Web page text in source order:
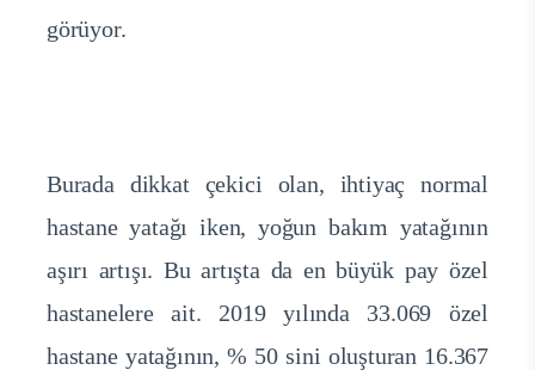
görüyor.
Burada dikkat çekici olan, ihtiyaç normal
hastane yatağı iken, yoğun bakım yatağının
aşırı artışı. Bu artışta da en büyük pay özel
hastanelere ait. 2019 yılında 33.069 özel
hastane yatağının, % 50 sini oluşturan 16.367